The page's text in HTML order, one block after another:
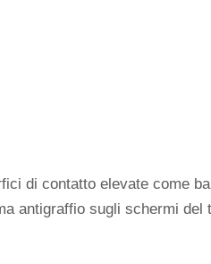
di contatto elevate come
antigraffio sugli schermi